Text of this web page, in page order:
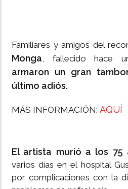
Familiares y amigos del
Monga, fallecido hace
armaron un gran
último adiós.
MÁS INFORMACIÓN: AQUÍ
El artista murió a los 75
varios días en el hospital
por complicaciones con la